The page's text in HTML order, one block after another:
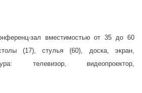
зал вместимостью от 35 до 60
(17), стулья (60), доска, экран,
телевизор, видеопроектор,